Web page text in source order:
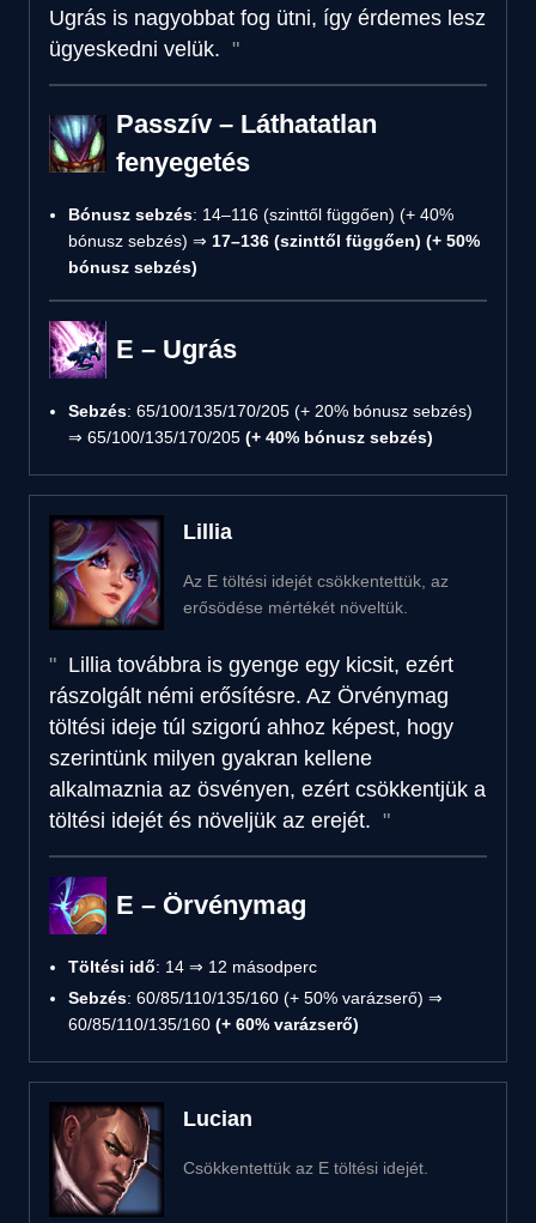
Ugrás is nagyobbat fog ütni, így érdemes lesz
ügyeskedni velük.
Passzív – Láthatatlan
fenyegetés
Bónusz sebzés: 14–116 (szinttől függően) (+ 40%
bónusz sebzés) ⇒ 17–136 (szinttől függően) (+ 50%
bónusz sebzés)
E – Ugrás
Sebzés: 65/100/135/170/205 (+ 20% bónusz sebzés)
⇒ 65/100/135/170/205 (+ 40% bónusz sebzés)
Lillia
Az E töltési idejét csökkentettük, az
erősödése mértékét növeltük.
Lillia továbbra is gyenge egy kicsit, ezért
rászolgált némi erősítésre. Az Örvénymag
töltési ideje túl szigorú ahhoz képest, hogy
szerintünk milyen gyakran kellene
alkalmaznia az ösvényen, ezért csökkentjük a
töltési idejét és növeljük az erejét.
E – Örvénymag
Töltési idő: 14 ⇒ 12 másodperc
Sebzés: 60/85/110/135/160 (+ 50% varázserő) ⇒
60/85/110/135/160 (+ 60% varázserő)
Lucian
Csökkentettük az E töltési idejét.